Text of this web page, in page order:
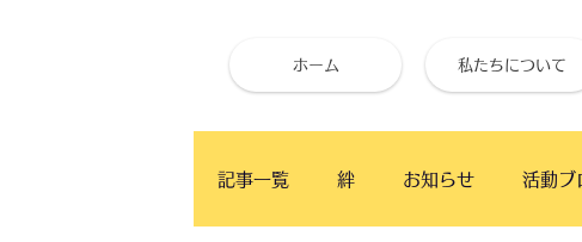
ホーム 私たちについて
記事一覧 絆 お知らせ 活動ブ